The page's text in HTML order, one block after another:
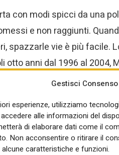
Gestisci Consenso
esperienze, utilizziamo
alle informazioni del
di elaborare dati come il
Non acconsentire o ritirare il
caratteristiche e funzioni.
con modi spicci da una
e non raggiunti.
spazzarle vie è più facile.
otto anni dal 1996 al 2004,
oggi beneficiano tutti i
italiano che rappresenti
cui riferiamo in altro